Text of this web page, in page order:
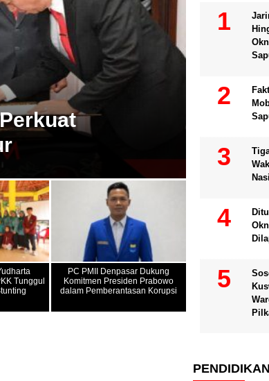
Dampingi PKK
NASIONAL
PC
Tunggul
PC PMII Denpasar Dukung
Komitmen Presiden Prabowo
dalam Pemberantasan Korupsi
PENDIDIKAN